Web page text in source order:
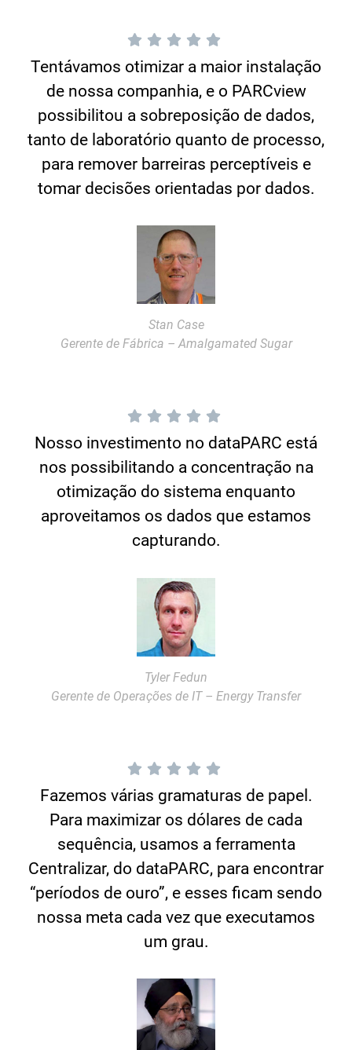
Tentávamos otimizar a maior instalação
de nossa companhia, e o PARCview
possibilitou a sobreposição de dados,
tanto de laboratório quanto de processo,
para remover barreiras perceptíveis e
tomar decisões orientadas por dados.
Stan Case
Gerente de Fábrica – Amalgamated Sugar
Nosso investimento no dataPARC está
nos possibilitando a concentração na
otimização do sistema enquanto
aproveitamos os dados que estamos
capturando.
Tyler Fedun
Gerente de Operações de IT – Energy Transfer
Fazemos várias gramaturas de papel.
Para maximizar os dólares de cada
sequência, usamos a ferramenta
Centralizar, do dataPARC, para encontrar
“períodos de ouro”, e esses ficam sendo
nossa meta cada vez que executamos
um grau.